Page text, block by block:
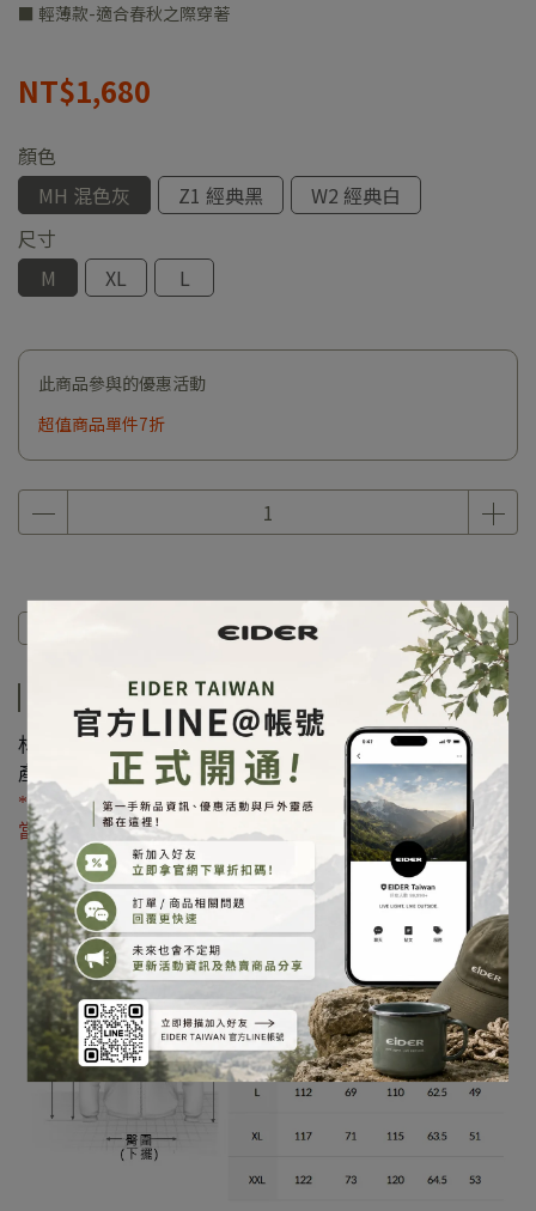
■ 輕薄款-適合春秋之際穿著
NT$1,680
顏色
MH 混色灰
Z1 經典黑
W2 經典白
尺寸
M
XL L
此商品參與的優惠活動
超值商品單件7折
商品介紹
材質：棉 72% 聚酯纖維28%
產地：越南
*洗滌方式請參考「衣物洗滌說明」頁面，經判定為洗滌不
當則不在保固範圍內，請多加注意。